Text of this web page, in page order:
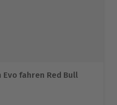
fahren Red Bull